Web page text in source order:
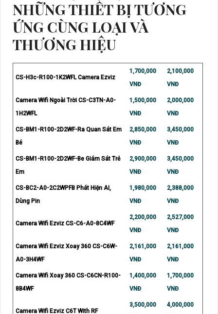
NHỮNG THIẾT BỊ TƯƠNG
ỨNG CÙNG LOẠI VÀ
THƯƠNG HIỆU
CS-H3c-R100-1K2WFL Camera Ezviz
1,700,000
VNĐ
2,100,000
VNĐ
Camera Wifi Ngoài Trời CS-C3TN-A0-
1H2WFL
1,500,000
VNĐ
2,000,000
VNĐ
CS-BM1-R100-2D2WF-Ra Quan Sát Em
Bé
2,850,000
VNĐ
3,450,000
VNĐ
CS-BM1-R100-2D2WF-Be Giám Sát Trẻ
Em
2,900,000
VNĐ
3,450,000
VNĐ
CS-BC2-A0-2C2WPFB Phát Hiện AI,
Dùng Pin
1,980,000
VNĐ
2,388,000
VNĐ
Camera Wifi Ezviz CS-C6-A0-8C4WF
2,200,000
VNĐ
2,527,000
VNĐ
Camera Wifi Ezviz Xoay 360 CS-C6W-
A0-3H4WF
2,161,000
VNĐ
2,161,000
VNĐ
Camera Wifi Xoay 360 CS-C6CN-R100-
8B4WF
1,400,000
VNĐ
1,700,000
VNĐ
Camera Wifi Ezviz C6T With RF
3,500,000
4,000,000